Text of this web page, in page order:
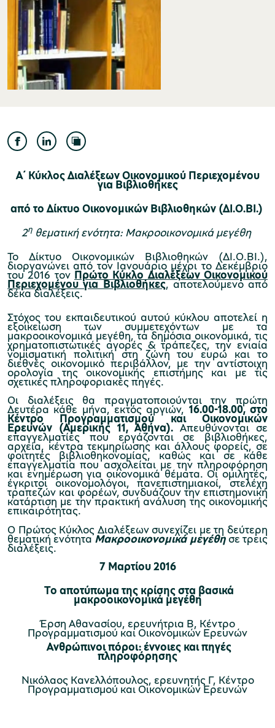
Μουσείο Ελιάς και Ελληνικού Λαδιού
Μουσείο Βιομηχανικής Ελαιουργίας
Λέσβου
Μουσείο Πλινθοκεραμοποιίας N. & Σ.
Τσαλαπάτα
Μουσείο Μαρμαροτεχνίας
Μουσείο Περιβάλλοντος Στυμφαλίας
Μουσείο Μαστίχας Χίου
Μουσείο Αργυροτεχνίας
ομάδες
προγράμματα
εισιτήρια
Α΄ Κύκλος Διαλέξεων Οικονομικού Περιεχομένου
για Βιβλιοθήκες
από το Δίκτυο Οικονομικών Βιβλιοθηκών (ΔΙ.Ο.ΒΙ.)
2η θεματική ενότητα: Μακροοικονομικά μεγέθη
Το Δίκτυο Οικονομικών Βιβλιοθηκών (ΔΙ.Ο.ΒΙ.),
διοργανώνει από τον Ιανουάριο μέχρι το Δεκέμβριο
του 2016 τον Πρώτο Κύκλο Διαλέξεων Οικονομικού
Περιεχομένου για Βιβλιοθήκες, αποτελούμενο από
δέκα διαλέξεις.
Στόχος του εκπαιδευτικού αυτού κύκλου αποτελεί η
εξοικείωση των συμμετεχόντων με τα
μακροοικονομικά μεγέθη, τα δημόσια οικονομικά, τις
χρηματοπιστωτικές αγορές & τράπεζες, την ενιαία
νομισματική πολιτική στη ζώνη του ευρώ και το
διεθνές οικονομικό περιβάλλον, με την αντίστοιχη
ορολογία της οικονομικής επιστήμης και με τις
σχετικές πληροφοριακές πηγές.
Οι διαλέξεις θα πραγματοποιούνται την πρώτη
Δευτέρα κάθε μήνα, εκτός αργιών, 16.00-18.00, στο
Κέντρο Προγραμματισμού και Οικονομικών
Ερευνών (Αμερικής 11, Αθήνα).Απευθύνονται σε
επαγγελματίες που εργάζονται σε βιβλιοθήκες,
αρχεία, κέντρα τεκμηρίωσης και άλλους φορείς, σε
φοιτητές βιβλιοθηκονομίας, καθώς και σε κάθε
επαγγελματία που ασχολείται με την πληροφόρηση
και ενημέρωση για οικονομικά θέματα. Οι ομιλητές,
έγκριτοι οικονομολόγοι, πανεπιστημιακοί, στελέχη
τραπεζών και φορέων, συνδυάζουν την επιστημονική
κατάρτιση με την πρακτική ανάλυση της οικονομικής
επικαιρότητας.
Ο Πρώτος Κύκλος Διαλέξεων συνεχίζει με τη δεύτερη
θεματική ενότηταΜακροοικονομικά μεγέθησε τρεις
διαλέξεις.
7 Μαρτίου 2016
Το αποτύπωμα της κρίσης στα βασικά
μακροοικονομικά μεγέθη
Έρση Αθανασίου, ερευνήτρια Β, Κέντρο
Προγραμματισμού και Οικονομικών Ερευνών
Ανθρώπινοι πόροι: έννοιες και πηγές
πληροφόρησης
Νικόλαος Κανελλόπουλος, ερευνητής Γ, Κέντρο
Προγραμματισμού και Οικονομικών Ερευνών